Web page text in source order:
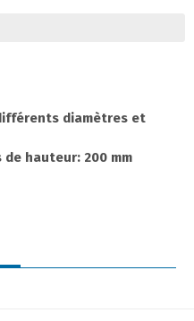
diamètres et
hauteur: 200 mm